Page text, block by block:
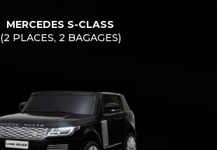
MERCEDES S-CLASS
(2 PLACES, 2 BAGAGES)